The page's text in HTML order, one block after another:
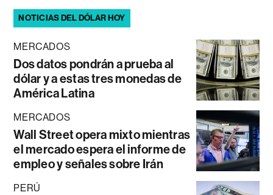
NOTICIAS DEL DÓLAR HOY
MERCADOS
Dos datos pondrán a prueba al
dólar y a estas tres monedas de
América Latina
MERCADOS
Wall Street opera mixto mientras
el mercado espera el informe de
empleo y señales sobre Irán
PERÚ